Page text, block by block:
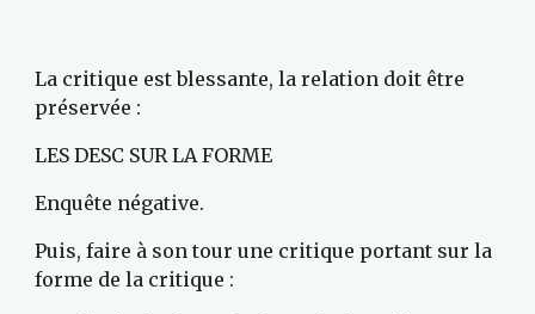
La critique est blessante, la relation doit être
préservée :
LES DESC SUR LA FORME
Enquête négative.
Puis, faire à son tour une critique portant sur la
forme de la critique :